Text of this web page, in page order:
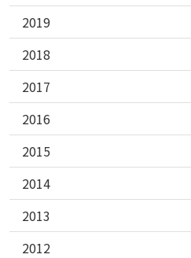
2019
2018
2017
2016
2015
2014
2013
2012